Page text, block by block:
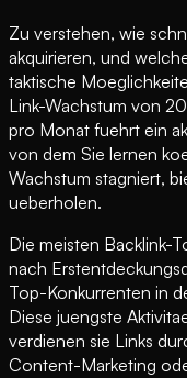
Zu verstehen, wie
akquirieren, und
taktische
Link-Wachstum von
pro Monat fuehrt ein
von dem Sie lernen
Wachstum stagniert,
ueberholen.
Die meisten Backlink-
nach
Top-Konkurrenten in
Diese juengste
verdienen sie Links
Content-Marketing